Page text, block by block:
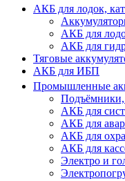
АКБ для лодок,
АКБ для
АКБ для
Тяговые
АКБ для ИБП
Промышленные
АКБ для
АКБ для
АКБ для
АКБ для
Электро и